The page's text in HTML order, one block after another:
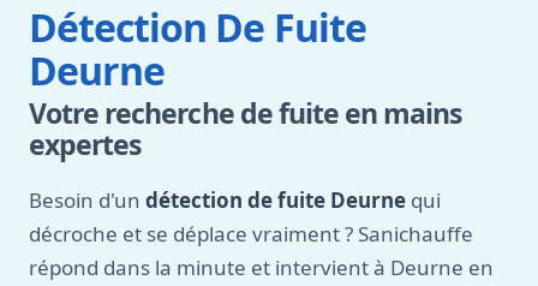
Détection De Fuite
Deurne
Votre recherche de fuite en mains
expertes
Besoin d'un détection de fuite Deurne qui
décroche et se déplace vraiment ? Sanichauffe
répond dans la minute et intervient à Deurne en